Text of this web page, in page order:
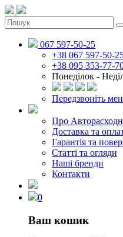
067 597-50-25
+38 067 597-50-
+38 095 353-77-
Понеділок -
Передзвоніть
Про
Доставка та
Гарантія та
Статті та огляди
Наші бренди
Контакти
0
Ваш кошик